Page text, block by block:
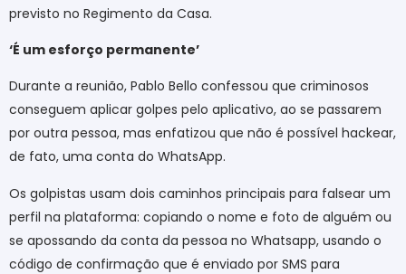
previsto no Regimento da Casa.
‘É um esforço permanente’
Durante a reunião, Pablo Bello confessou que criminosos
conseguem aplicar golpes pelo aplicativo, ao se passarem
por outra pessoa, mas enfatizou que não é possível hackear,
de fato, uma conta do WhatsApp.
Os golpistas usam dois caminhos principais para falsear um
perfil na plataforma: copiando o nome e foto de alguém ou
se apossando da conta da pessoa no Whatsapp, usando o
código de confirmação que é enviado por SMS para